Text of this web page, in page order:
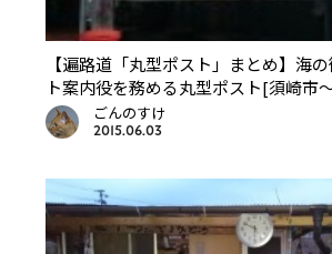
【遍路道「丸型ポスト」まとめ】海
ト案内役を務める丸型ポスト[須崎市
ごんのすけ
2015.06.03